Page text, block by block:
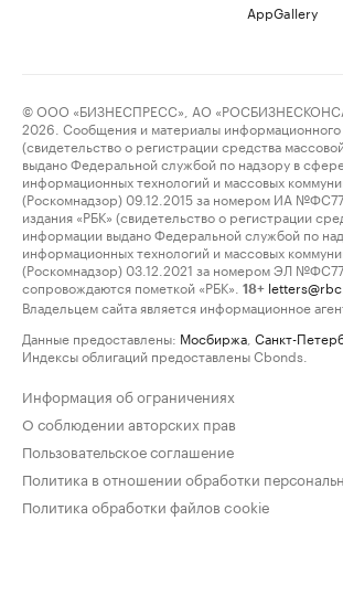
AppGallery
© ООО «БИЗНЕСПРЕСС», АО
2026. Сообщения и материалы информационного
(свидетельство о регистрации средства
выдано Федеральной службой по надзору в сфере
информационных технологий и массовых
(Роскомнадзор) 09.12.2015 за номером ИА
издания «РБК» (свидетельство о регистрации
информации выдано Федеральной службой по
информационных технологий и массовых
(Роскомнадзор) 03.12.2021 за номером ЭЛ
сопровождаются пометкой «РБК».
18+
Владельцем сайта является информационное
Данные предоставлены: Мосбиржа Санкт-
Индексы облигаций предоставлены Cbonds.
Информация об ограничениях
О соблюдении авторских прав
Пользовательское соглашение
Политика в отношении обработки
Политика обработки файлов cookie